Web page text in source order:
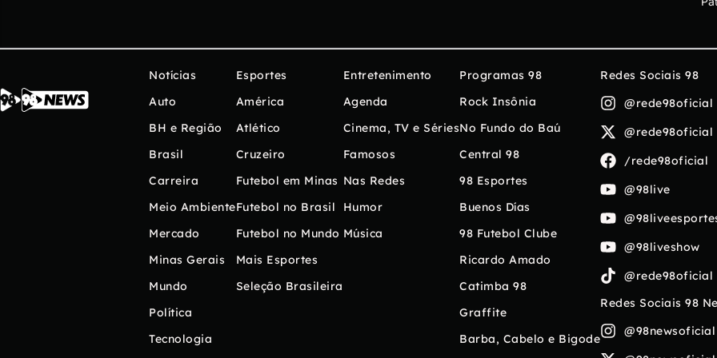
Notícias
Auto
BH e Região
Brasil
Carreira
Meio Ambiente
Mercado
Minas Gerais
Mundo
Política
Tecnologia
Esportes
América
Atlético
Cruzeiro
Futebol em Minas
Futebol no Brasil
Futebol no Mundo
Mais Esportes
Seleção Brasileira
Entretenimento
Agenda
Cinema, TV e Séries
Famosos
Nas Redes
Humor
Música
Programas 98
Rock Insônia
No Fundo do Baú
Central 98
98 Esportes
Buenos Días
98 Futebol Clube
Ricardo Amado
Catimba 98
Graffite
Barba, Cabelo e Bigode
Redes Sociais 98
@rede98oficial
@rede98oficial
/rede98oficial
@98live
@98liveshow
@rede98oficial
Redes Sociais 98
@98newsoficial